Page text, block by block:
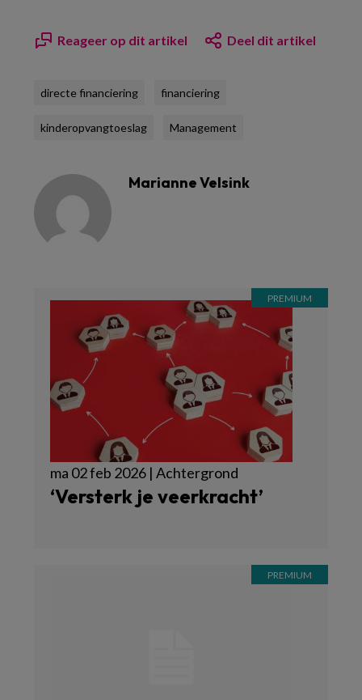
Reageer op dit artikel Deel dit artikel
directe financiering financiering
kinderopvangtoeslag Management
Marianne Velsink
ma 02 feb 2026 | Achtergrond
‘Versterk je veerkracht’